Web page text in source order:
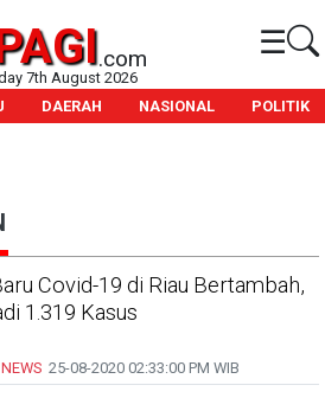
.com ☰
7th August 2026
DAERAH NASIONAL POLITIK
Covid-19 di Riau Bertambah,
1.319 Kasus
NEWS 25-08-2020 02:33:00 PM WIB